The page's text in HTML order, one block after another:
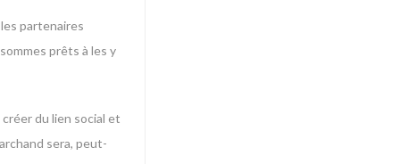
partenaires
prêts à les y
du lien social et
sera, peut-